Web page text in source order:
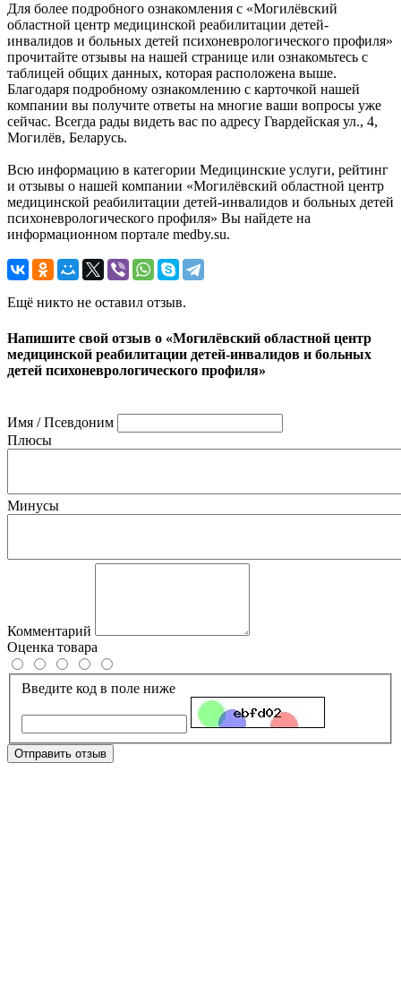
Для более подробного ознакомления с «Могилёвский
областной центр медицинской реабилитации детей-
инвалидов и больных детей психоневрологического профиля»
прочитайте отзывы на нашей странице или ознакомьтесь с
таблицей общих данных, которая расположена выше.
Благодаря подробному ознакомлению с карточкой нашей
компании вы получите ответы на многие ваши вопросы уже
сейчас. Всегда рады видеть вас по адресу Гвардейская ул., 4,
Могилёв, Беларусь.
Всю информацию в категории Медицинские услуги, рейтинг
и отзывы о нашей компании «Могилёвский областной центр
медицинской реабилитации детей-инвалидов и больных детей
психоневрологического профиля» Вы найдете на
информационном портале medby.su.
Ещё никто не оставил отзыв.
Напишите свой отзыв о «Могилёвский областной центр
медицинской реабилитации детей-инвалидов и больных
детей психоневрологического профиля»
Имя / Псевдоним
Плюсы
Минусы
Комментарий
Оценка товара
Введите код в поле ниже
Отправить отзыв